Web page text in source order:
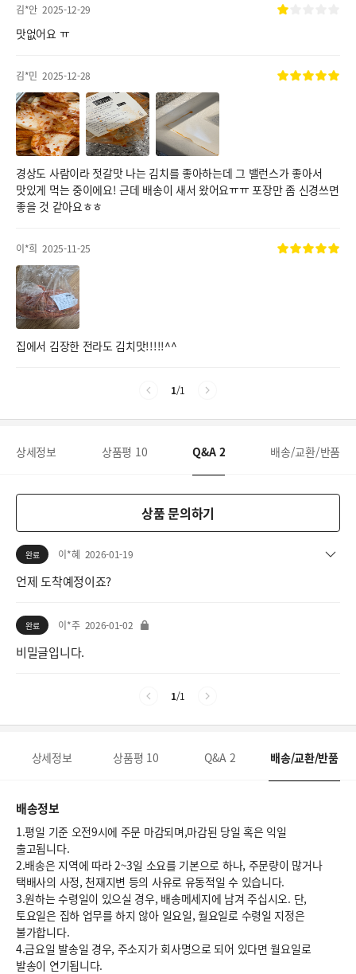
김*안 2025-12-29
맛없어요 ㅠ
김*민 2025-12-28
경상도 사람이라 젓갈맛 나는 김치를 좋아하는데 그 밸런스가 좋아서
맛있게 먹는 중이에요! 근데 배송이 새서 왔어요ㅠㅠ 포장만 좀 신경쓰면
좋을 것 같아요ㅎㅎ
이*희 2025-11-25
집에서 김장한 전라도 김치맛!!!!!^^
1/1
상세정보 상품평 10 Q&A 2 배송/교환/반품
상품 문의하기
완료 이*혜 2026-01-19
언제 도착예정이죠?
완료 이*주 2026-01-02
비밀글입니다.
1/1
상세정보 상품평 10 Q&A 2 배송/교환/반품
배송정보
1.평일 기준 오전9시에 주문 마감되며,마감된 당일 혹은 익일
출고됩니다.
2.배송은 지역에 따라 2~3일 소요를 기본으로 하나, 주문량이 많거나
택배사의 사정, 천재지변 등의 사유로 유동적일 수 있습니다.
3.원하는 수령일이 있으실 경우, 배송메세지에 남겨 주십시오. 단,
토요일은 집하 업무를 하지 않아 일요일, 월요일로 수령일 지정은
불가합니다.
4.금요일 발송일 경우, 주소지가 회사명으로 되어 있다면 월요일로
발송이 연기됩니다.